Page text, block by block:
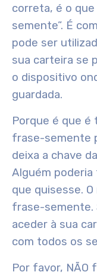
correta, é o
semente”. É
pode ser
sua carteira se
o dispositivo
guardada.
Porque é que é
frase-semente
deixa a chave
Alguém
que quisesse.
frase-semente.
aceder à sua
com todos os
Por favor, NÃO